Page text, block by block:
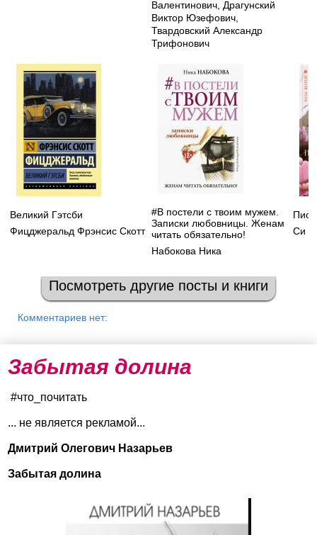
Валентинович Драгунский
Виктор Юзефович
Твардовский Александр
Трифонович
Великий Гэтсби
Фицджеральд Фрэнсис Скотт
#В постели с твоим мужем.
Записки любовницы. Женам
читать обязательно!
Набокова Ника
Си
Посмотреть другие посты и книги
Комментариев нет:
Забытая долина
#что_почитать
... не является рекламой...
Дмитрий Олегович Назарьев
Забытая долина